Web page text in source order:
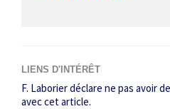
LIENS D'INTÉRÊT
F. Laborier déclare ne pas avoir
avec cet ­article.